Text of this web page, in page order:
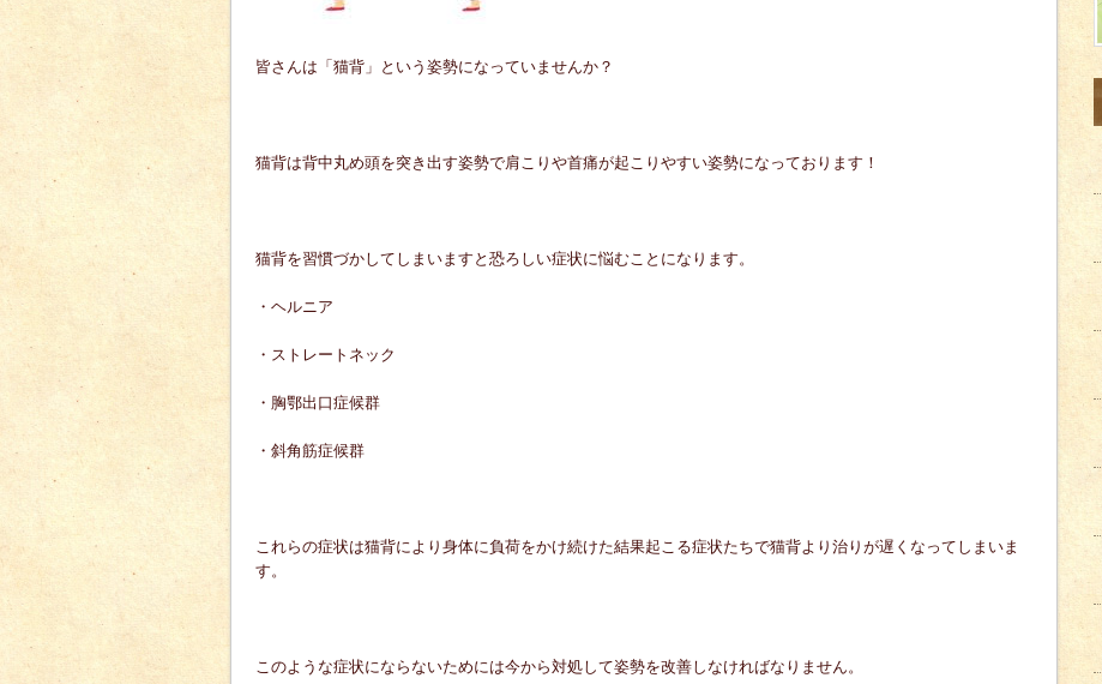
皆さんは「猫背」という姿勢になっていませんか？
猫背は背中丸め頭を突き出す姿勢で肩こりや首痛が起こりやすい姿勢になっております！
猫背を習慣づかしてしまいますと恐ろしい症状に悩むことになります。
・ヘルニア
・ストレートネック
・胸鄂出口症候群
・斜角筋症候群
これらの症状は猫背により身体に負荷をかけ続けた結果起こる症状たちで猫背より治りが遅くなってしまいま
す。
このような症状にならないためには今から対処して姿勢を改善しなければなりません。